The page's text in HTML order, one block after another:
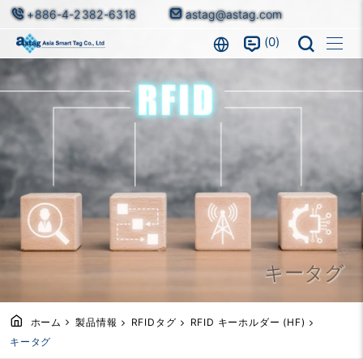
+886-4-2382-6318 astag@astag.com
0
キータグ
ホーム 製品情報 RFIDタグ
RFID キーホルダー (HF)
キータグ